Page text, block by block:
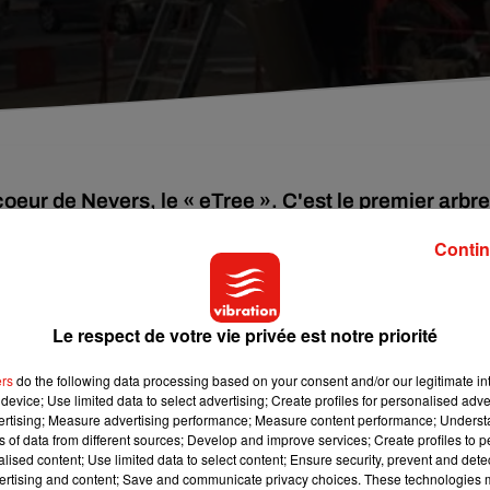
de Nevers, le « eTree ». C'est le premier arbre
des panneaux photovoltaïques remplacent les feuilles. Le
en plein centre ville de Nevers, place Carnot. Il a été inauguré
désert israélien, il est multifonction. Il permet de surfer sur
et distribue de l’eau fraîche ; c’est une éco-borne
leur tablette ou encore leur vélo électrique ; et il fait aussi
Le respect de votre vie privée est notre priorité
do the following data processing based on your consent and/or our legitimate
Use limited data to select advertising; Create profiles for personalised
Measure advertising performance; Measure content performance;
of data from different sources; Develop and improve services; Create profiles to
content; Use limited data to select content; Ensure security, prevent and
and content; Save and communicate privacy choices. These technologies